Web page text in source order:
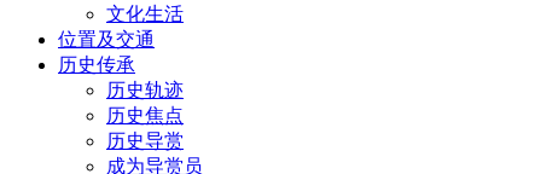
文化生活
位置及交通
历史传承
历史轨迹
历史焦点
历史导赏
成为导赏员